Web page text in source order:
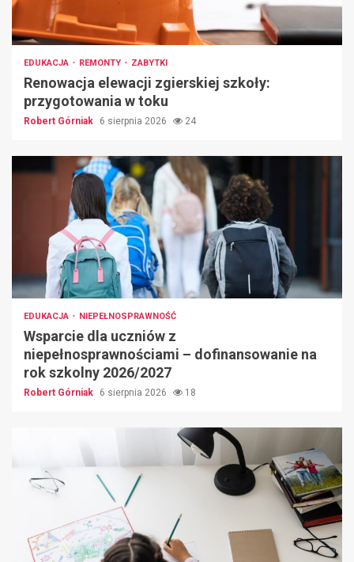
EDUKACJA REMONTY ZABYTKI
Renowacja elewacji zgierskiej szkoły:
przygotowania w toku
Robert Górniak 6 sierpnia 2026 24
EDUKACJA NIEPEŁNOSPRAWNOŚĆ
Wsparcie dla uczniów z
niepełnosprawnościami – dofinansowanie na
rok szkolny 2026/2027
Robert Górniak 6 sierpnia 2026 18